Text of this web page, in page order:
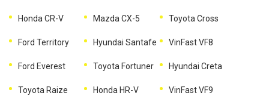
Honda CR-V Mazda CX-5 Toyota Cross
Ford Territory Hyundai Santafe VinFast VF8
Ford Everest Toyota Fortuner Hyundai Creta
Toyota Raize Honda HR-V VinFast VF9